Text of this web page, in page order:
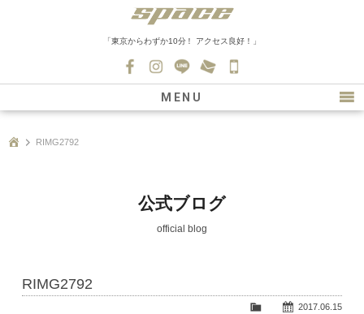
「東京からわずか10分！ アクセス良好！」
0139
MENU
新車情報
在庫車情報
RIMG2792
公式ブログ
official blog
RIMG2792
2017.06.15